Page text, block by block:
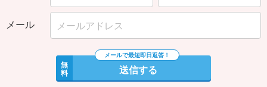
メール
無
料 送信する